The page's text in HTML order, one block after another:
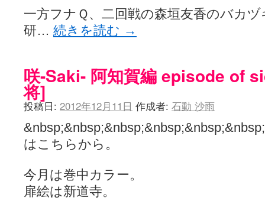
一方フナＱ、二回戦の森垣友香のバカ
研… 続きを読む →
咲-Saki- 阿知賀編 episode of
将]
投稿日: 2012年12月11日 作成者: 石動 沙雨
はこちらから。
今月は巻中カラー。
扉絵は新道寺。